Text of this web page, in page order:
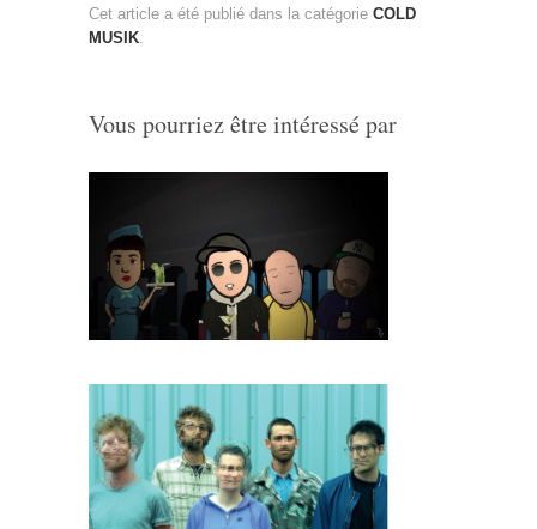
Cet article a été publié dans la catégorie COLD
MUSIK
Vous pourriez être intéressé par